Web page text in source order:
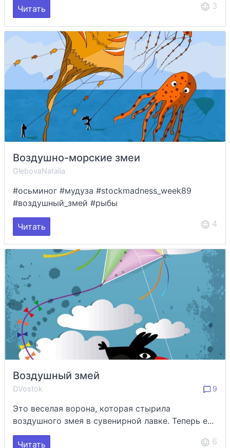
Читать 3
Воздушно-морские змеи
GlebovaNatalia
#осьминог #мудуза #stockmadness_week89
#воздушный_змей #рыбы
Читать 4
Воздушный змей
DVostok 9
Это веселая ворона, которая стырила
воздушного змея в сувенирной лавке. Теперь е...
Читать 6